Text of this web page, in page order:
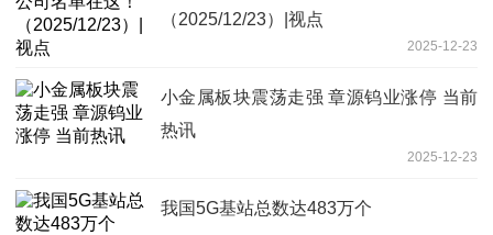
（2025/12/23）|视点
2025-12-23
小金属板块震荡走强 章源钨业涨停 当前
热讯
2025-12-23
我国5G基站总数达483万个